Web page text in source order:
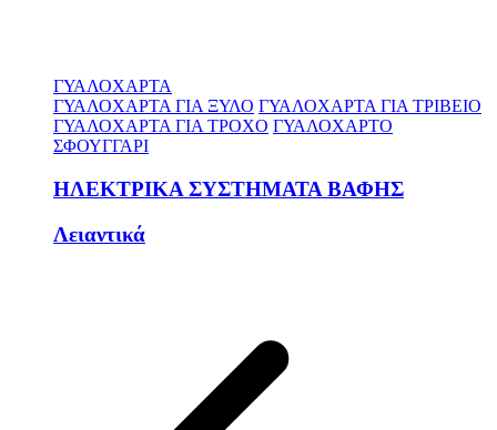
ΓΥΑΛΟΧΑΡΤΑ
ΓΥΑΛΟΧΑΡΤΑ ΓΙΑ ΞΥΛΟ ΓΥΑΛΟΧΑΡΤΑ ΓΙΑ ΤΡΙΒΕΙΟ
ΓΥΑΛΟΧΑΡΤΑ ΓΙΑ ΤΡΟΧΟ ΓΥΑΛΟΧΑΡΤΟ
ΣΦΟΥΓΓΑΡΙ
ΗΛΕΚΤΡΙΚΑ ΣΥΣΤΗΜΑΤΑ ΒΑΦΗΣ
Λειαντικά